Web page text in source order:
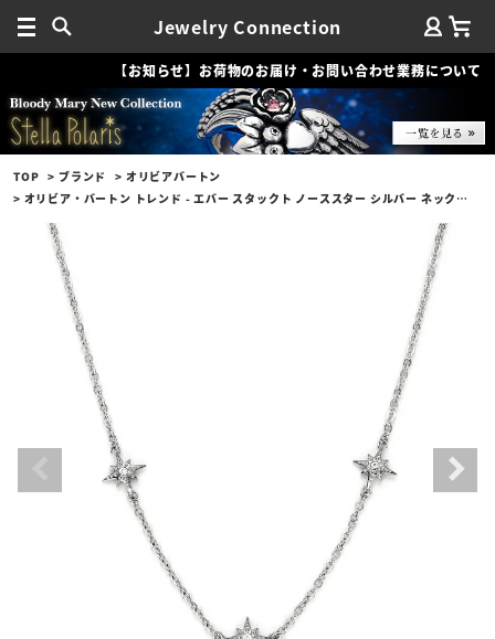
Jewelry Connection
【お知らせ】お荷物のお届け・お問い合わせ業務について
TOP ブランド
オリビアバートン
オリビア・バートン トレンド - エバー スタックト ノーススター シルバー ネックレス